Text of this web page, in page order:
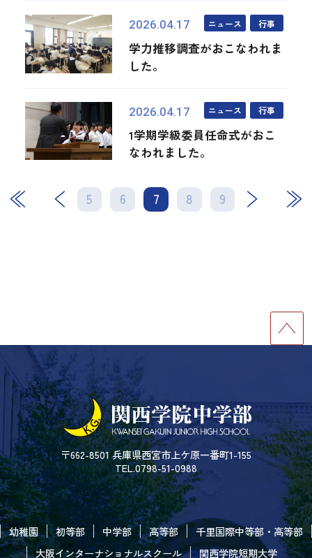
2026.04.17 ニュース 行事
学力推移調査がおこなわれま
した。
2026.04.17 ニュース 行事
1学期学級委員任命式がおこ
なわれました。
5 6 7 8 9
次 最後
〒662-8501 兵庫県西宮市上ケ原一番町1-155
TEL.0798-51-0988
幼稚園 初等部 中学部 高等部
千里国際中等部・高等部
大阪インターナショナルスクール
関西学院短期大学